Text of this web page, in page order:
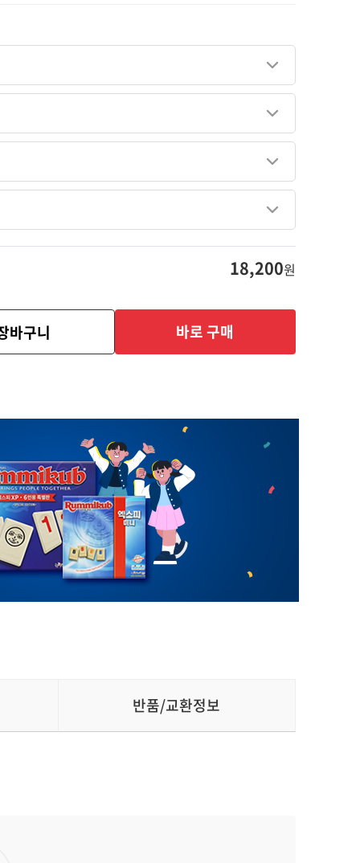
18,200원
바구니 바로 구매
반품/교환정보